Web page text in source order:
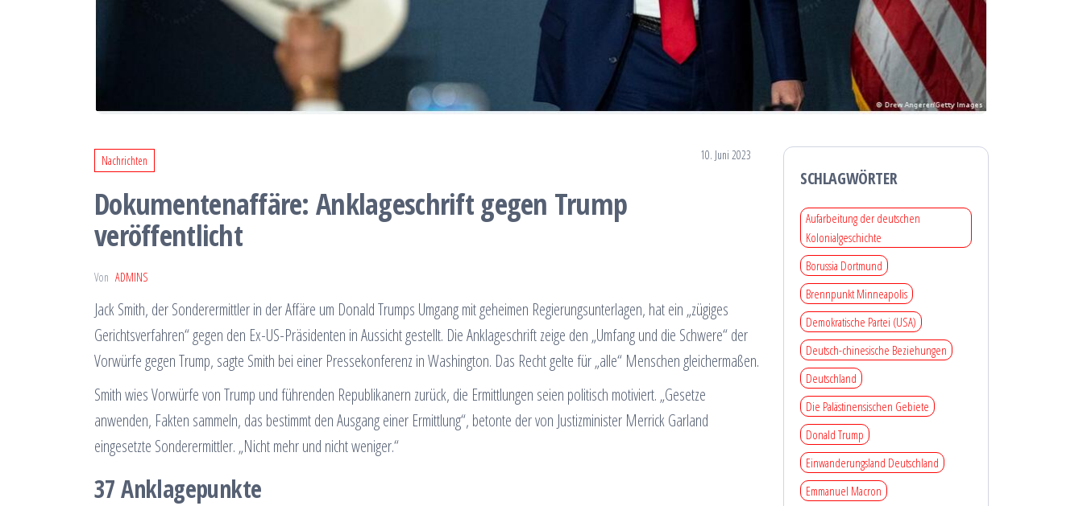
Nachrichten 10. Juni 2023
Dokumentenaffäre: Anklageschrift gegen Trump
veröffentlicht
Von ADMINS
Jack Smith, der Sonderermittler in der Affäre um Donald Trumps Umgang mit geheimen Regierungsunterlagen, hat ein „zügiges
Gerichtsverfahren“ gegen den Ex-US-Präsidenten in Aussicht gestellt. Die Anklageschrift zeige den „Umfang und die Schwere“ der
Vorwürfe gegen Trump, sagte Smith bei einer Pressekonferenz in Washington. Das Recht gelte für „alle“ Menschen gleichermaßen.
Smith wies Vorwürfe von Trump und führenden Republikanern zurück, die Ermittlungen seien politisch motiviert. „Gesetze
anwenden, Fakten sammeln, das bestimmt den Ausgang einer Ermittlung“, betonte der von Justizminister Merrick Garland
eingesetzte Sonderermittler. „Nicht mehr und nicht weniger.“
37 Anklagepunkte
SCHLAGWÖRTER
Aufarbeitung der deutschen
Kolonialgeschichte
Borussia Dortmund
Brennpunkt Minneapolis
Demokratische Partei (USA)
Deutsch-chinesische Beziehungen
Deutschland
Die Palästinensischen Gebiete
Donald Trump
Einwanderungsland Deutschland
Emmanuel Macron